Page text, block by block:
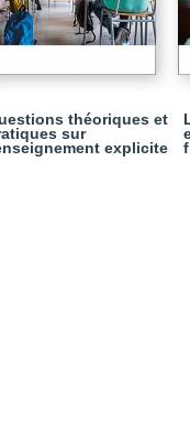
théoriques et
sur
explicite